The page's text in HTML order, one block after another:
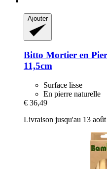
Ajouter
Bitto Mortier en
11,5cm
Surface lisse
En pierre naturelle
€ 36,49
Livraison jusqu'au 13 août